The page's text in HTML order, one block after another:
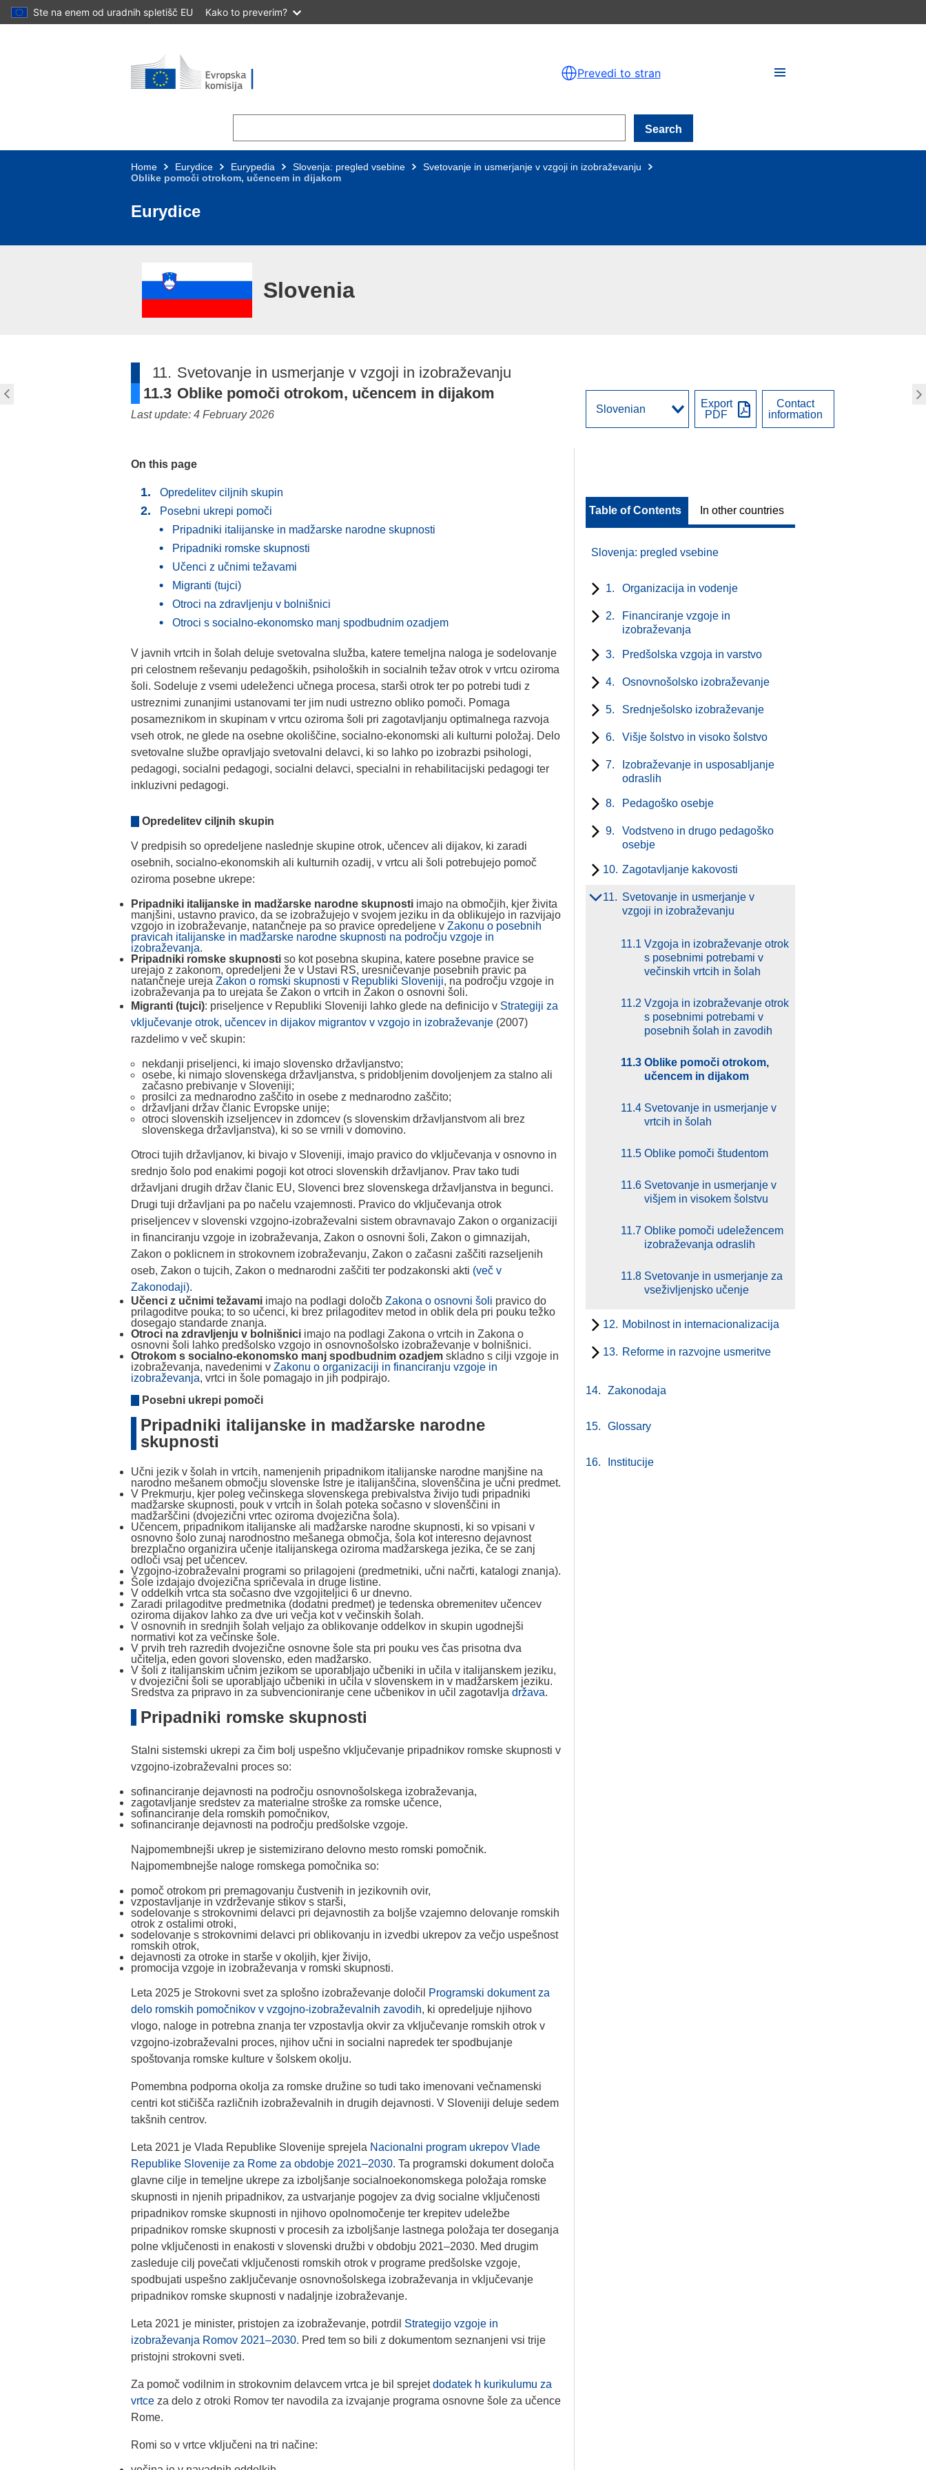
Skip to main content
Ste na enem od uradnih spletišč EU Kako to preverim?
Prevedi to stran
Search
Home Eurydice Eurypedia Slovenja: pregled vsebine
Svetovanje in usmerjanje v vzgoji in izobraževanju
Oblike pomoči otrokom, učencem in dijakom
Eurydice
Slovenia
11. Svetovanje in usmerjanje v vzgoji in izobraževanju
11.3 Oblike pomoči otrokom, učencem in dijakom
Last update: 4 February 2026
On this page
Opredelitev ciljnih skupin
Posebni ukrepi pomoči
Pripadniki italijanske in madžarske narodne skupnosti
Pripadniki romske skupnosti
Učenci z učnimi težavami
Migranti (tujci)
Otroci na zdravljenju v bolnišnici
Otroci s socialno-ekonomsko manj spodbudnim ozadjem
V javnih vrtcih in šolah deluje svetovalna služba, katere temeljna naloga je sodelovanje
pri celostnem reševanju pedagoških, psiholoških in socialnih težav otrok v vrtcu oziroma
šoli. Sodeluje z vsemi udeleženci učnega procesa, starši otrok ter po potrebi tudi z
ustreznimi zunanjimi ustanovami ter jim nudi ustrezno obliko pomoči. Pomaga
posameznikom in skupinam v vrtcu oziroma šoli pri zagotavljanju optimalnega razvoja
vseh otrok, ne glede na osebne okoliščine, socialno-ekonomski ali kulturni položaj. Delo
svetovalne službe opravljajo svetovalni delavci, ki so lahko po izobrazbi psihologi,
pedagogi, socialni pedagogi, socialni delavci, specialni in rehabilitacijski pedagogi ter
inkluzivni pedagogi.
Opredelitev ciljnih skupin
V predpisih so opredeljene naslednje skupine otrok, učencev ali dijakov, ki zaradi
osebnih, socialno-ekonomskih ali kulturnih ozadij, v vrtcu ali šoli potrebujejo pomoč
oziroma posebne ukrepe:
Pripadniki italijanske in madžarske narodne skupnosti imajo na območjih, kjer živita
manjšini, ustavno pravico, da se izobražujejo v svojem jeziku in da oblikujejo in razvijajo
vzgojo in izobraževanje, natančneje pa so pravice opredeljene v Zakonu o posebnih
pravicah italijanske in madžarske narodne skupnosti na področju vzgoje in
izobraževanja.
Pripadniki romske skupnosti so kot posebna skupina, katere posebne pravice se
urejajo z zakonom, opredeljeni že v Ustavi RS, uresničevanje posebnih pravic pa
natančneje ureja Zakon o romski skupnosti v Republiki Sloveniji, na področju vzgoje in
izobraževanja pa to urejata še Zakon o vrtcih in Zakon o osnovni šoli.
Migranti (tujci): priseljence v Republiki Sloveniji lahko glede na definicijo v Strategiji za
vključevanje otrok, učencev in dijakov migrantov v vzgojo in izobraževanje (2007)
razdelimo v več skupin:
nekdanji priseljenci, ki imajo slovensko državljanstvo;
osebe, ki nimajo slovenskega državljanstva, s pridobljenim dovoljenjem za stalno ali
začasno prebivanje v Sloveniji;
prosilci za mednarodno zaščito in osebe z mednarodno zaščito;
državljani držav članic Evropske unije;
otroci slovenskih izseljencev in zdomcev (s slovenskim državljanstvom ali brez
slovenskega državljanstva), ki so se vrnili v domovino.
Otroci tujih državljanov, ki bivajo v Sloveniji, imajo pravico do vključevanja v osnovno in
srednjo šolo pod enakimi pogoji kot otroci slovenskih državljanov. Prav tako tudi
državljani drugih držav članic EU, Slovenci brez slovenskega državljanstva in begunci.
Drugi tuji državljani pa po načelu vzajemnosti. Pravico do vključevanja otrok
priseljencev v slovenski vzgojno-izobraževalni sistem obravnavajo Zakon o organizaciji
in financiranju vzgoje in izobraževanja, Zakon o osnovni šoli, Zakon o gimnazijah,
Zakon o poklicnem in strokovnem izobraževanju, Zakon o začasni zaščiti razseljenih
oseb, Zakon o tujcih, Zakon o mednarodni zaščiti ter podzakonski akti (več v
Zakonodaji).
Učenci z učnimi težavami imajo na podlagi določb Zakona o osnovni šoli pravico do
prilagoditve pouka; to so učenci, ki brez prilagoditev metod in oblik dela pri pouku težko
dosegajo standarde znanja.
Otroci na zdravljenju v bolnišnici imajo na podlagi Zakona o vrtcih in Zakona o
osnovni šoli lahko predšolsko vzgojo in osnovnošolsko izobraževanje v bolnišnici.
Otrokom s socialno-ekonomsko manj spodbudnim ozadjem skladno s cilji vzgoje in
izobraževanja, navedenimi v Zakonu o organizaciji in financiranju vzgoje in
izobraževanja, vrtci in šole pomagajo in jih podpirajo.
Posebni ukrepi pomoči
Pripadniki italijanske in madžarske narodne
skupnosti
Učni jezik v šolah in vrtcih, namenjenih pripadnikom italijanske narodne manjšine na
narodno mešanem območju slovenske Istre je italijanščina, slovenščina je učni predmet.
V Prekmurju, kjer poleg večinskega slovenskega prebivalstva živijo tudi pripadniki
madžarske skupnosti, pouk v vrtcih in šolah poteka sočasno v slovenščini in
madžarščini (dvojezični vrtec oziroma dvojezična šola).
Učencem, pripadnikom italijanske ali madžarske narodne skupnosti, ki so vpisani v
osnovno šolo zunaj narodnostno mešanega območja, šola kot interesno dejavnost
brezplačno organizira učenje italijanskega oziroma madžarskega jezika, če se zanj
odloči vsaj pet učencev.
Vzgojno-izobraževalni programi so prilagojeni (predmetniki, učni načrti, katalogi znanja).
Šole izdajajo dvojezična spričevala in druge listine.
V oddelkih vrtca sta sočasno dve vzgojiteljici 6 ur dnevno.
Zaradi prilagoditve predmetnika (dodatni predmet) je tedenska obremenitev učencev
oziroma dijakov lahko za dve uri večja kot v večinskih šolah.
V osnovnih in srednjih šolah veljajo za oblikovanje oddelkov in skupin ugodnejši
normativi kot za večinske šole.
V prvih treh razredih dvojezične osnovne šole sta pri pouku ves čas prisotna dva
učitelja, eden govori slovensko, eden madžarsko.
V šoli z italijanskim učnim jezikom se uporabljajo učbeniki in učila v italijanskem jeziku,
v dvojezični šoli se uporabljajo učbeniki in učila v slovenskem in v madžarskem jeziku.
Sredstva za pripravo in za subvencioniranje cene učbenikov in učil zagotavlja država.
Pripadniki romske skupnosti
Stalni sistemski ukrepi za čim bolj uspešno vključevanje pripadnikov romske skupnosti v
vzgojno-izobraževalni proces so:
sofinanciranje dejavnosti na področju osnovnošolskega izobraževanja,
zagotavljanje sredstev za materialne stroške za romske učence,
sofinanciranje dela romskih pomočnikov,
sofinanciranje dejavnosti na področju predšolske vzgoje.
Najpomembnejši ukrep je sistemizirano delovno mesto romski pomočnik.
Najpomembnejše naloge romskega pomočnika so:
pomoč otrokom pri premagovanju čustvenih in jezikovnih ovir,
vzpostavljanje in vzdrževanje stikov s starši,
sodelovanje s strokovnimi delavci pri dejavnostih za boljše vzajemno delovanje romskih
otrok z ostalimi otroki,
sodelovanje s strokovnimi delavci pri oblikovanju in izvedbi ukrepov za večjo uspešnost
romskih otrok,
dejavnosti za otroke in starše v okoljih, kjer živijo,
promocija vzgoje in izobraževanja v romski skupnosti.
Leta 2025 je Strokovni svet za splošno izobraževanje določil
Programski dokument za
delo romskih pomočnikov v vzgojno-izobraževalnih zavodih, ki opredeljuje njihovo
vlogo, naloge in potrebna znanja ter vzpostavlja okvir za vključevanje romskih otrok v
vzgojno-izobraževalni proces, njihov učni in socialni napredek ter spodbujanje
spoštovanja romske kulture v šolskem okolju.
Pomembna podporna okolja za romske družine so tudi tako imenovani večnamenski
centri kot stičišča različnih izobraževalnih in drugih dejavnosti. V Sloveniji deluje sedem
takšnih centrov.
Leta 2021 je Vlada Republike Slovenije sprejela Nacionalni program ukrepov Vlade
Republike Slovenije za Rome za obdobje 2021–2030. Ta programski dokument določa
glavne cilje in temeljne ukrepe za izboljšanje socialnoekonomskega položaja romske
skupnosti in njenih pripadnikov, za ustvarjanje pogojev za dvig socialne vključenosti
pripadnikov romske skupnosti in njihovo opolnomočenje ter krepitev udeležbe
pripadnikov romske skupnosti v procesih za izboljšanje lastnega položaja ter doseganja
polne vključenosti in enakosti v slovenski družbi v obdobju 2021–2030. Med drugim
zasleduje cilj povečati vključenosti romskih otrok v programe predšolske vzgoje,
spodbujati uspešno zaključevanje osnovnošolskega izobraževanja in vključevanje
pripadnikov romske skupnosti v nadaljnje izobraževanje.
Leta 2021 je minister, pristojen za izobraževanje, potrdil Strategijo vzgoje in
izobraževanja Romov 2021–2030. Pred tem so bili z dokumentom seznanjeni vsi trije
pristojni strokovni sveti.
Za pomoč vodilnim in strokovnim delavcem vrtca je bil sprejetdodatek h kurikulumu za
vrtce za delo z otroki Romov ter navodila za izvajanje programa osnovne šole za učence
Rome.
Romi so v vrtce vključeni na tri načine:
Export
PDF
Contact
information
Table of Contents In other countries
Slovenja: pregled vsebine
1. Organizacija in vodenje
2.
Financiranje vzgoje in
izobraževanja
3. Predšolska vzgoja in varstvo
4. Osnovnošolsko izobraževanje
5. Srednješolsko izobraževanje
6. Višje šolstvo in visoko šolstvo
7.
Izobraževanje in usposabljanje
odraslih
8. Pedagoško osebje
9.
Vodstveno in drugo pedagoško
osebje
10. Zagotavljanje kakovosti
11. Svetovanje in usmerjanje v
vzgoji in izobraževanju
11.1 Vzgoja in izobraževanje otrok
s posebnimi potrebami v
večinskih vrtcih in šolah
11.2 Vzgoja in izobraževanje otrok
s posebnimi potrebami v
posebnih šolah in zavodih
11.3 Oblike pomoči otrokom,
učencem in dijakom
11.4 Svetovanje in usmerjanje v
vrtcih in šolah
11.5 Oblike pomoči študentom
11.6 Svetovanje in usmerjanje v
višjem in visokem šolstvu
11.7 Oblike pomoči udeležencem
izobraževanja odraslih
11.8 Svetovanje in usmerjanje za
vseživljenjsko učenje
12. Mobilnost in internacionalizacija
13. Reforme in razvojne usmeritve
14. Zakonodaja
15. Glossary
16. Institucije